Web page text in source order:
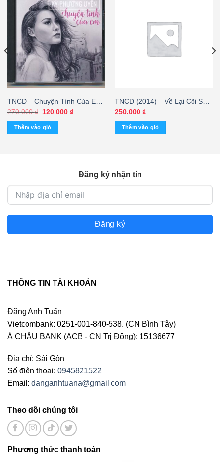
TNCD – Chuyện Tình Của Em
– Kỳ Phương Uyên (KHÔNG
BÌA GỐC)
270.000₫
Giá
là:
270.000 ₫.
120.000 ₫Giá
Thêm vào giỏ
TNCD (2014) – Về Lại Cõi Sầu
– Lam Anh – cái
250.000 ₫
Thêm vào giỏ
Đăng ký nhận tin
Đăng ký
THÔNG TIN TÀI KHOẢN
Đặng Anh Tuấn
Vietcombank: 0251-001-840-538. (CN Bình Tây)
Á CHÂU BANK (ACB - CN Trị Đông): 15136677
Địa chỉ: Sài Gòn
Số điện thoại: 0945821522
Email: danganhtuana@gmail.com
Theo dõi chúng tôi
Phương thức thanh toán